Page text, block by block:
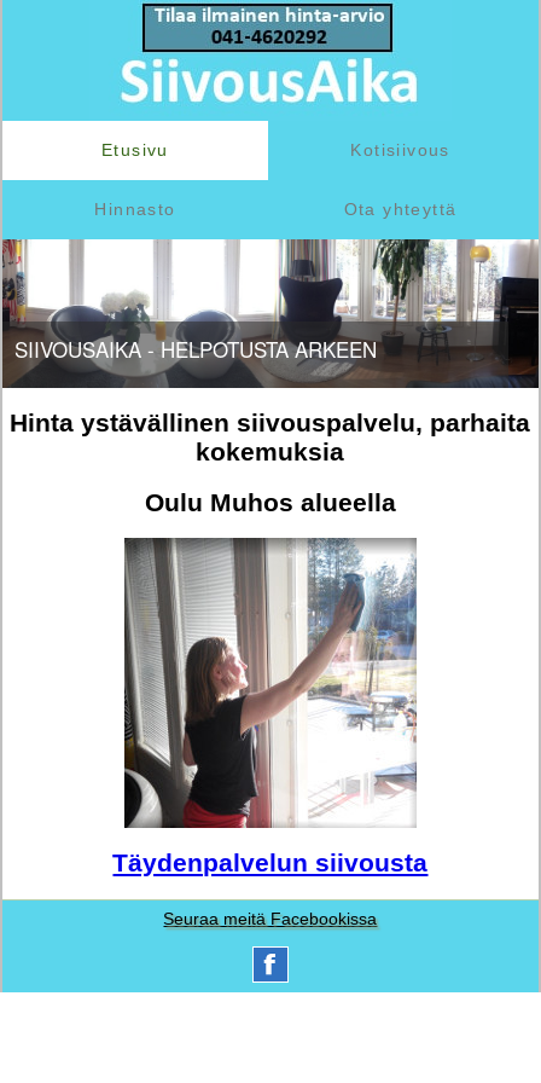
Etusivu Kotisiivous
Hinnasto Ota yhteyttä
SIIVOUSAIKA - HELPOTUSTA ARKEEN
Hinta ystävällinen siivouspalvelu, parhaita
kokemuksia
Oulu Muhos alueella
Täydenpalvelun siivousta
Seuraa meitä Facebookissa